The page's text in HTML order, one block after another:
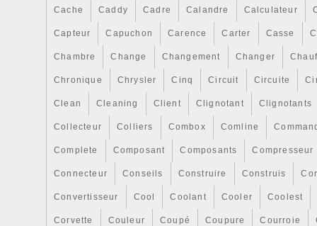
Cache Caddy Cadre Calandre Calculateur
Capteur Capuchon Carence Carter Casse
Chambre Change Changement Changer
Chronique Chrysler Cinq Circuit Circuite
Clean Cleaning Client Clignotant Clignotants
Collecteur Colliers Combox Comline
Complete Composant Composants Compresseur
Connecteur Conseils Construire Construis
Convertisseur Cool Coolant Cooler Coolest
Corvette Couleur Coupé Coupure Courroie
Marca: – Senza marca/Generico -
MPN: AND.222.406
EAN: 7436003430484